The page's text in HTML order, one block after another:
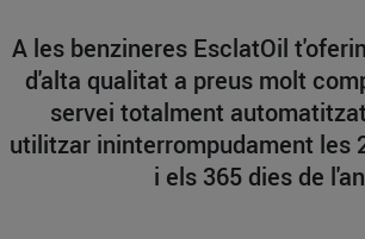
A les benzineres EsclatOil
d'alta qualitat a preus molt
servei totalment
utilitzar ininterrompudament les
i els 365 dies de